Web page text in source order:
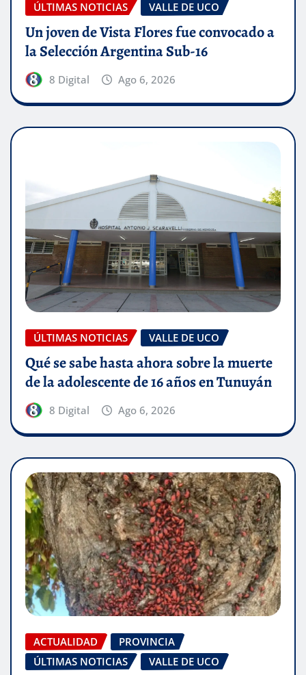
ÚLTIMAS NOTICIAS VALLE DE UCO
Un joven de Vista Flores fue convocado a
la Selección Argentina Sub-16
8 Digital Ago 6, 2026
ÚLTIMAS NOTICIAS VALLE DE UCO
Qué se sabe hasta ahora sobre la muerte
de la adolescente de 16 años en Tunuyán
8 Digital Ago 6, 2026
ACTUALIDAD
PROVINCIA
ÚLTIMAS NOTICIAS
VALLE DE UCO